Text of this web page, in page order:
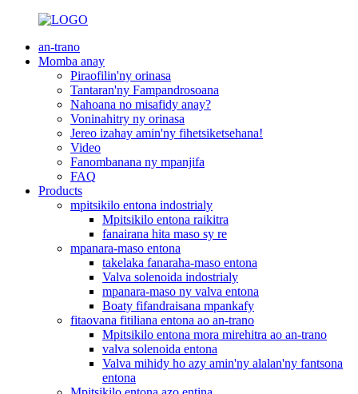
an-trano
Momba anay
Piraofilin'ny orinasa
Tantaran'ny Fampandrosoana
Nahoana no misafidy anay?
Voninahitry ny orinasa
Jereo izahay amin'ny fihetsiketsehana!
Video
Fanombanana ny mpanjifa
FAQ
Products
mpitsikilo entona indostrialy
Mpitsikilo entona raikitra
fanairana hita maso sy re
mpanara-maso entona
takelaka fanaraha-maso entona
Valva solenoida indostrialy
mpanara-maso ny valva entona
Boaty fifandraisana mpankafy
fitaovana fitiliana entona ao an-trano
Mpitsikilo entona mora mirehitra ao an-trano
valva solenoida entona
Valva mihidy ho azy amin'ny alalan'ny fantsona
entona